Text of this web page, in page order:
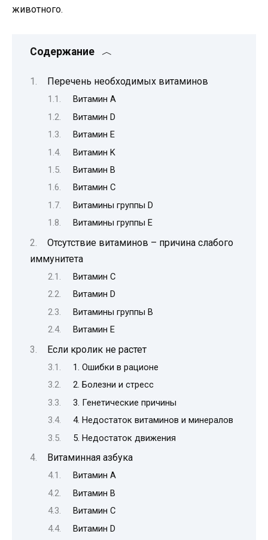
животного.
Содержание
Перечень необходимых витаминов
Витамин A
Витамин D
Витамин E
Витамин K
Витамин B
Витамин C
Витамины группы D
Витамины группы E
Отсутствие витаминов – причина слабого
иммунитета
Витамин С
Витамин D
Витамины группы B
Витамин Е
Если кролик не растет
1. Ошибки в рационе
2. Болезни и стресс
3. Генетические причины
4. Недостаток витаминов и минералов
5. Недостаток движения
Витаминная азбука
Витамин А
Витамин B
Витамин С
Витамин D